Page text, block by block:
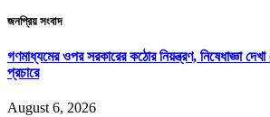
জনপ্রিয় সংবাদ
গণমাধ্যমের ওপর সরকারের কঠোর নিয়ন্ত্রণ, নিষেধাজ্ঞা
প্রচারে
August 6, 2026